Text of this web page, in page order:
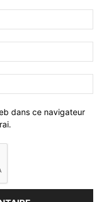
dans ce navigateur